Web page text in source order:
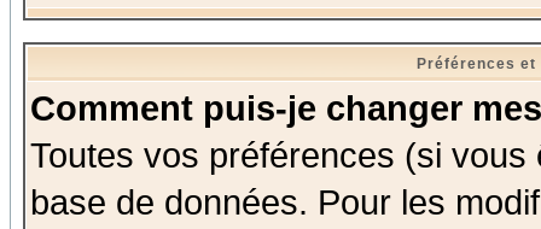
Préférences
Comment puis-je changer
Toutes vos préférences (si
base de données. Pour les